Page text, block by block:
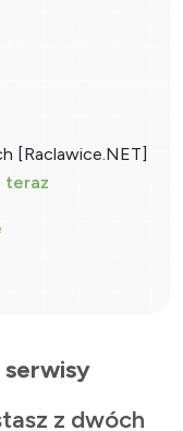
[Raclawice.NET]
teraz
z dwóch